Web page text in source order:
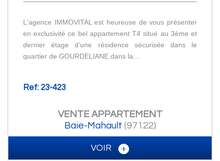
L'agence IMMOVITAL est heureuse de vous présenter
en exclusivité ce bel appartement T4 situé au 3ème et
dernier étage d’une résidence sécurisée dans le
quartier de GOURDELIANE dans la...
Ref: 23-423
VENTE APPARTEMENT
Baie-Mahault (97122)
VOIR